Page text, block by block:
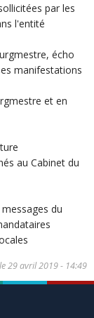
par les
l'entité
écho
manifestations
et en
au Cabinet du
du
29 avril 2019 - 14:49